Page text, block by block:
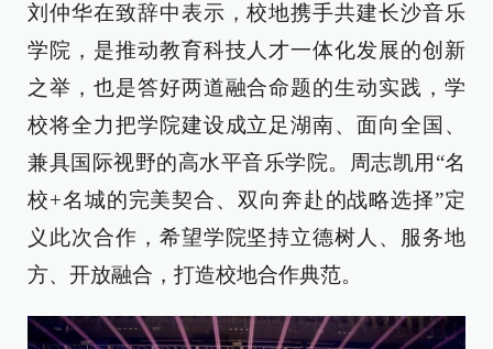
刘仲华在致辞中表示，校地携手共建长沙音乐
学院，是推动教育科技人才一体化发展的创新
之举，也是答好两道融合命题的生动实践，学
校将全力把学院建设成立足湖南、面向全国、
兼具国际视野的高水平音乐学院。周志凯用“名
校+名城的完美契合、双向奔赴的战略选择”定
义此次合作，希望学院坚持立德树人、服务地
方、开放融合，打造校地合作典范。